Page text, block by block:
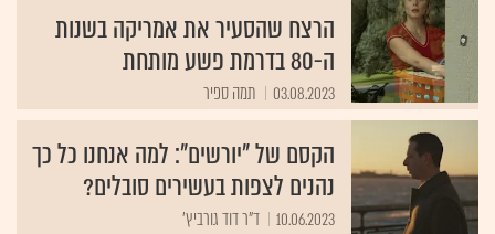
הרצח שהסעיר את אמריקה בשנות
ה-80 בדרמת פשע מותחת
03.08.2023 תמה ספיר
הקסם של "יורשים": למה אנחנו כל כך
נהנים לצפות בעשירים סובלים?
10.06.2023 ד"ר דוד גורביץ'